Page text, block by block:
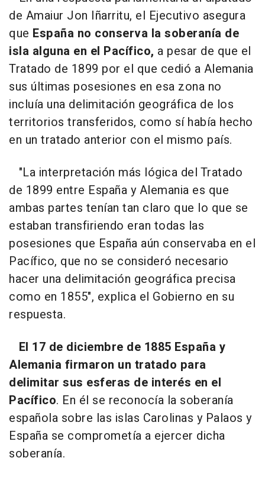
de Amaiur Jon Iñarritu, el Ejecutivo asegura
que España no conserva la soberanía de
isla alguna en el Pacífico, a pesar de que el
Tratado de 1899 por el que cedió a Alemania
sus últimas posesiones en esa zona no
incluía una delimitación geográfica de los
territorios transferidos, como sí había hecho
en un tratado anterior con el mismo país.
"La interpretación más lógica del Tratado
de 1899 entre España y Alemania es que
ambas partes tenían tan claro que lo que se
estaban transfiriendo eran todas las
posesiones que España aún conservaba en el
Pacífico, que no se consideró necesario
hacer una delimitación geográfica precisa
como en 1855", explica el Gobierno en su
respuesta.
El 17 de diciembre de 1885 España y
Alemania firmaron un tratado para
delimitar sus esferas de interés en el
Pacífico. En él se reconocía la soberanía
española sobre las islas Carolinas y Palaos y
España se comprometía a ejercer dicha
soberanía.